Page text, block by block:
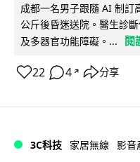
成都一名男子跟隨 AI 制訂
公斤後昏迷送院。醫生診
及多器官功能障礙。...
閱
22 4 ↗ 分享
3C科技 家居無線 影音